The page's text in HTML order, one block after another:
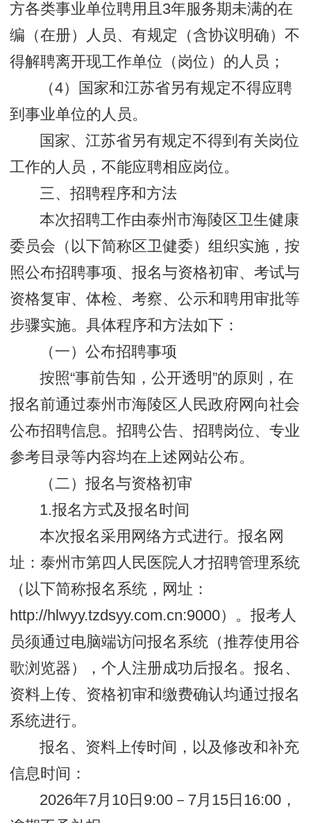
方各类事业单位聘用且3年服务期未满的在
编（在册）人员、有规定（含协议明确）不
得解聘离开现工作单位（岗位）的人员；
（4）国家和江苏省另有规定不得应聘
到事业单位的人员。
国家、江苏省另有规定不得到有关岗位
工作的人员，不能应聘相应岗位。
三、招聘程序和方法
本次招聘工作由泰州市海陵区卫生健康
委员会（以下简称区卫健委）组织实施，按
照公布招聘事项、报名与资格初审、考试与
资格复审、体检、考察、公示和聘用审批等
步骤实施。具体程序和方法如下：
（一）公布招聘事项
按照“事前告知，公开透明”的原则，在
报名前通过泰州市海陵区人民政府网向社会
公布招聘信息。招聘公告、招聘岗位、专业
参考目录等内容均在上述网站公布。
（二）报名与资格初审
1.报名方式及报名时间
本次报名采用网络方式进行。报名网
址：泰州市第四人民医院人才招聘管理系统
（以下简称报名系统，网址：
http://hlwyy.tzdsyy.com.cn:9000）。报考人
员须通过电脑端访问报名系统（推荐使用谷
歌浏览器），个人注册成功后报名。报名、
资料上传、资格初审和缴费确认均通过报名
系统进行。
报名、资料上传时间，以及修改和补充
信息时间：
2026年7月10日9:00－7月15日16:00，